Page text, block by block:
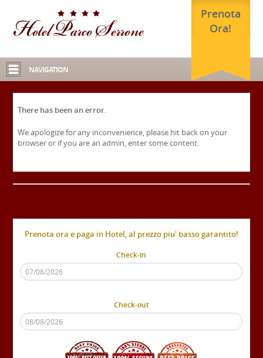
Prenota
Ora!
NAVIGATION
There has been an error.
We apologize for any inconvenience, please hit back on your
browser or if you are an admin, enter some content.
Prenota ora e paga in Hotel, al prezzo piu' basso garantito!
Check-in
Check-out